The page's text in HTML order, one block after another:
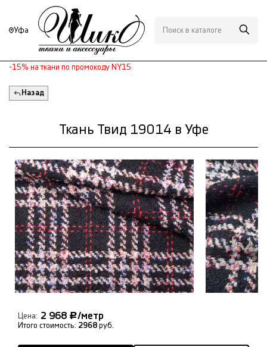
Уфа
-15% на ткани по промокоду NY15
Назад
Ткань Твид 19014 в Уфе
Цена: 2 968 Р/метр
Итого стоимость: 2968 руб.